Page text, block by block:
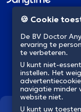
NL
🍪 Cookie
De BV Doctor
ervaring te
te verbeteren.
U kunt niet-
instellen. Het
navigatie minder
website niet.
U kunt uw